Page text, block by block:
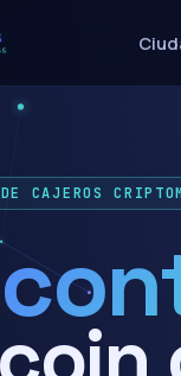
CAJEROS